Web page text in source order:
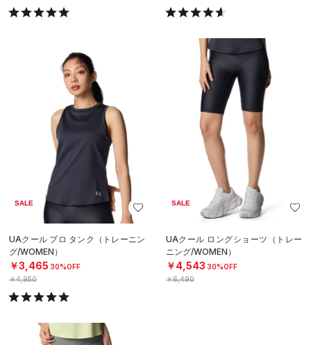
SALE
UAクール プロ タンク（トレーニン
グ/WOMEN）
￥3,465 30%OFF
￥4,950
SALE
UAクール ロングショーツ（トレー
ニング/WOMEN）
￥4,543 30%OFF
￥6,490